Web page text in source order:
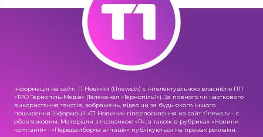
Інформація на сайті Т1 Новини (t1news.tv) є інтелектуальною власністю ПП
«ТРО Тернопіль-Медіа» (Телеканал «Тернопіль1»). За повного чи часткового
використання текстів, зображень, відео чи за будь-якого іншого
поширення інформації «Т1 Новини» гіперпосилання на сайт t1news.tv – є
обов'язковим. Матеріали з позначкою «R», а також в рубриках «Новини
компаній» і «Передвиборча агітація» публікуються на правах реклами.